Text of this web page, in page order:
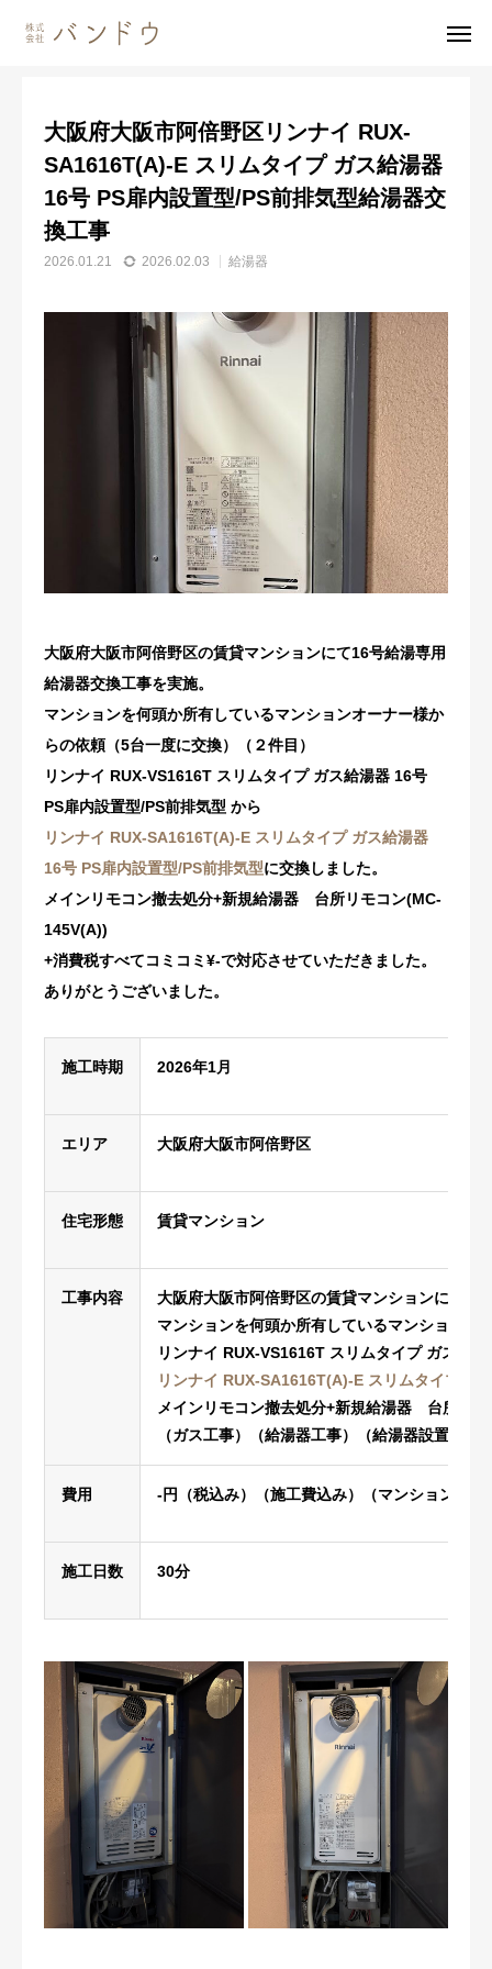
施工事例 給湯器 大阪府大阪市阿倍野区リンナイ RUX-SA1616T(A)-E スリムタイプ ガス給湯器 16号 PS扉内設置型/PS前排気型給湯器交換工事
大阪府大阪市阿倍野区リンナイ RUX-
SA1616T(A)-E スリムタイプ ガス給湯器
16号 PS扉内設置型/PS前排気型給湯器交
換工事
2026.01.21 2026.02.03 給湯器
大阪府大阪市阿倍野区の賃貸マンションにて16号給湯専用
給湯器交換工事を実施。
マンションを何頭か所有しているマンションオーナー様か
らの依頼（5台一度に交換）（２件目）
リンナイ RUX-VS1616T スリムタイプ ガス給湯器 16号
PS扉内設置型/PS前排気型 から
リンナイ RUX-SA1616T(A)-E スリムタイプ ガス給湯器
16号 PS扉内設置型/PS前排気型に交換しました。
メインリモコン撤去処分+新規給湯器 台所リモコン(MC-
145V(A))
+消費税すべてコミコミ¥-で対応させていただきました。
ありがとうございました。
施工時期 2026年1月
エリア 大阪府大阪市阿倍野区
住宅形態 賃貸マンション
工事内容
大阪府大阪市阿倍野区の賃貸マンションにて16
マンションを何頭か所有しているマンションオ
リンナイ RUX-VS1616T スリムタイプ ガス給
リンナイ RUX-SA1616T(A)-E スリムタイプ ガ
メインリモコン撤去処分+新規給湯器 台所リ
（ガス工事）（給湯器工事）（給湯器設置工事
費用 -円（税込み）（施工費込み）（マンションオー
施工日数 30分
無料見積・お問い合わせ
施工風景 友達追加
事業内容
会社案内
お問い合わせ